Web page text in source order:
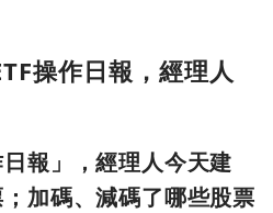
操作日報，經理人
報」，經理人今天建
加碼、減碼了哪些股票